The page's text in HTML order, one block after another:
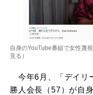
自身のYouTube番組で女性蔑
見る ）
今年6月、「デイリ
勝人会長（57）が自